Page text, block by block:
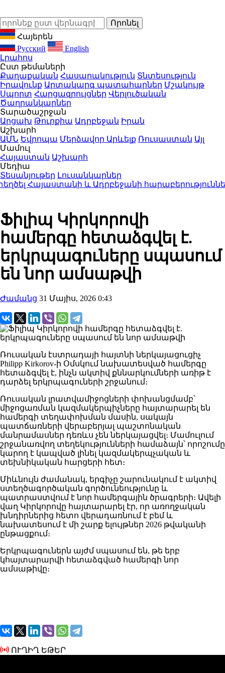
Հայերեն
Русский
English
Լրահոս
Ըստ թեմաների
Քաղաքական Հասարակություն Տնտեսություն
Իրավունք Արտակարգ պատահարներ Մշակույթ
Սպորտ Հարցազրույցներ Վերլուծական
Ծաղրանկարներ
Տարածաշրջան
Արցախ Թուրքիա Ադրբեջան Իրան
Աշխարհ
ԱՄՆ Եվրոպա Մերձավոր Արևելք Ռուսաստան Այլ
Մամուլ
Հայաստան Աշխարհ
Մեդիա
Տեսանյութեր Լուսանկարներ
և Ադրբեջանի
Ֆիլիպ Կիրկորովի
համերգը հետաձգվել է.
երկրպագուները սպասում
են նոր ամսաթվի
Ժամանց 31 Մայիս, 2026 0:43
Ռուսական էստրադայի հայտնի ներկայացուցիչ
Philipp Kirkorov-ի Օմսկում նախատեսված համերգը
հետաձգվել է, ինչն ակտիվ քննարկումների առիթ է
դարձել երկրպագուների շրջանում։
Ռուսական լրատվամիջոցների փոխանցմամբ՝
միջոցառման կազմակերպիչները հայտարարել են
համերգի տեղափոխման մասին, սակայն
պատճառների վերաբերյալ պաշտոնական
մանրամասներ դեռևս չեն ներկայացվել։ Մամուլում
շրջանառվող տեղեկությունների համաձայն՝ որոշումը
կարող է կապված լինել կազմակերպչական և
տեխնիկական հարցերի հետ։
Միևնույն ժամանակ, երգիչը շարունակում է ակտիվ
ստեղծագործական գործունեությունը և
պատրաստվում է նոր համերգային ծրագրերի։ Ավելի
վաղ Կիրկորովը հայտարարել էր, որ առողջական
խնդիրներից հետո վերադառնում է բեմ և
նախատեսում է մի շարք ելույթներ 2026 թվականի
ընթացքում։
Երկրպագուներն այժմ սպասում են, թե երբ
կհայտարարվի հետաձգված համերգի նոր
ամսաթիվը։
ՈՒՂԻՂ ԵԹԵՐ